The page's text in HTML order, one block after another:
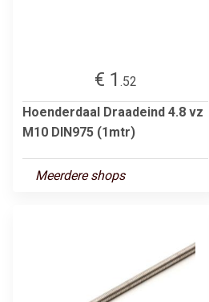
€ 1 .52
Hoenderdaal Draadeind 4.8 vz
M10 DIN975 (1mtr)
Meerdere shops